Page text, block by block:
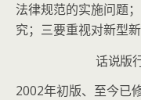
法律规范的实施问题
究；三要重视对新型
话说版
2002年初版、至今已